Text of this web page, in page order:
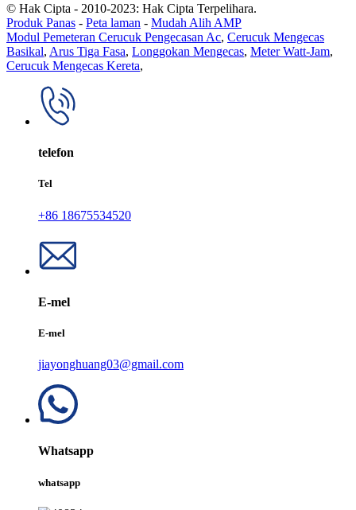
© Hak Cipta - 2010-2023: Hak Cipta Terpelihara.
Produk Panas - Peta laman - Mudah Alih AMP
Modul Pemeteran Cerucuk Pengecasan Ac, Cerucuk Mengecas
Basikal, Arus Tiga Fasa, Longgokan Mengecas, Meter Watt-Jam,
Cerucuk Mengecas Kereta,
telefon
Tel
+86 18675534520
E-mel
E-mel
jiayonghuang03@gmail.com
Whatsapp
whatsapp